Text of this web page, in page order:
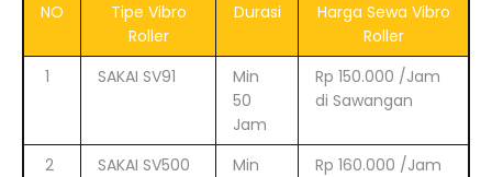
NO
Tipe Vibro
Roller
Durasi
Harga Sewa Vibro
Roller
1
SAKAI SV91
Min
50
Jam
Rp 150.000 /Jam
di Sawangan
2 SAKAI SV500
Min
Rp 160.000 /Jam